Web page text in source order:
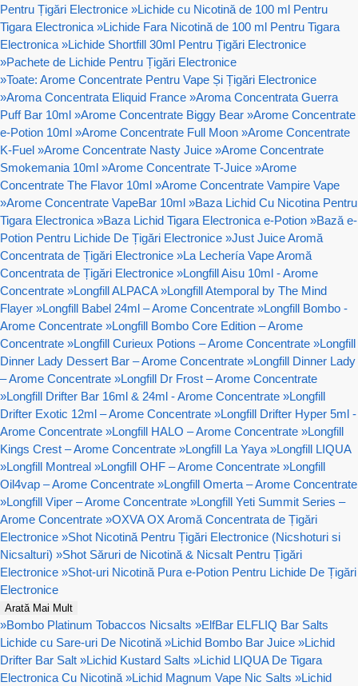
Pentru Țigări Electronice »Lichide cu Nicotină de 100 ml Pentru
Tigara Electronica »Lichide Fara Nicotină de 100 ml Pentru Tigara
Electronica »Lichide Shortfill 30ml Pentru Țigări Electronice
»Pachete de Lichide Pentru Țigări Electronice
»Toate: Arome Concentrate Pentru Vape Și Țigări Electronice
»Aroma Concentrata Eliquid France »Aroma Concentrata Guerra
Puff Bar 10ml »Arome Concentrate Biggy Bear »Arome Concentrate
e-Potion 10ml »Arome Concentrate Full Moon »Arome Concentrate
K-Fuel »Arome Concentrate Nasty Juice »Arome Concentrate
Smokemania 10ml »Arome Concentrate T-Juice »Arome
Concentrate The Flavor 10ml »Arome Concentrate Vampire Vape
»Arome Concentrate VapeBar 10ml »Baza Lichid Cu Nicotina Pentru
Tigara Electronica »Baza Lichid Tigara Electronica e-Potion »Bază e-
Potion Pentru Lichide De Țigări Electronice »Just Juice Aromă
Concentrata de Țigări Electronice »La Lechería Vape Aromă
Concentrata de Țigări Electronice »Longfill Aisu 10ml - Arome
Concentrate »Longfill ALPACA »Longfill Atemporal by The Mind
Flayer »Longfill Babel 24ml – Arome Concentrate »Longfill Bombo -
Arome Concentrate »Longfill Bombo Core Edition – Arome
Concentrate »Longfill Curieux Potions – Arome Concentrate »Longfill
Dinner Lady Dessert Bar – Arome Concentrate »Longfill Dinner Lady
– Arome Concentrate »Longfill Dr Frost – Arome Concentrate
»Longfill Drifter Bar 16ml & 24ml - Arome Concentrate »Longfill
Drifter Exotic 12ml – Arome Concentrate »Longfill Drifter Hyper 5ml -
Arome Concentrate »Longfill HALO – Arome Concentrate »Longfill
Kings Crest – Arome Concentrate »Longfill La Yaya »Longfill LIQUA
»Longfill Montreal »Longfill OHF – Arome Concentrate »Longfill
Oil4vap – Arome Concentrate »Longfill Omerta – Arome Concentrate
»Longfill Viper – Arome Concentrate »Longfill Yeti Summit Series –
Arome Concentrate »OXVA OX Aromă Concentrata de Țigări
Electronice »Shot Nicotină Pentru Țigări Electronice (Nicshoturi si
Nicsalturi) »Shot Săruri de Nicotină & Nicsalt Pentru Țigări
Electronice »Shot-uri Nicotină Pura e-Potion Pentru Lichide De Țigări
Electronice
Arată Mai Mult
»Bombo Platinum Tobaccos Nicsalts »ElfBar ELFLIQ Bar Salts
Lichide cu Sare-uri De Nicotină »Lichid Bombo Bar Juice »Lichid
Drifter Bar Salt »Lichid Kustard Salts »Lichid LIQUA De Tigara
Electronica Cu Nicotină »Lichid Magnum Vape Nic Salts »Lichid